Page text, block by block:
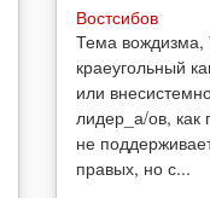
Востсибов
Тема вождизма,
краеугольный
или
лидер_а/ов, как
не
правых, но с...